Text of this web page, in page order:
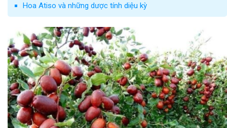
Hoa Atiso và những dược tính diệu kỳ